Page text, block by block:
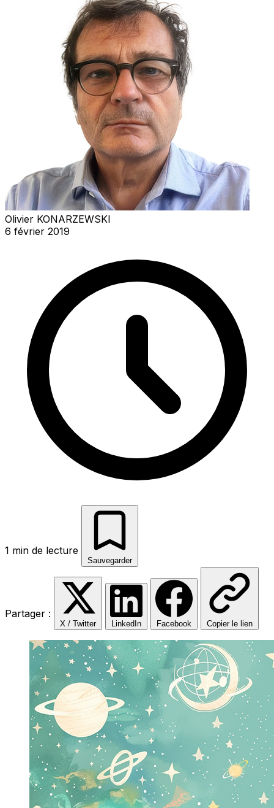
Olivier KONARZEWSKI
6 février 2019
1 min de lecture
Sauvegarder
Partager :
X / Twitter LinkedIn Facebook Copier le lien